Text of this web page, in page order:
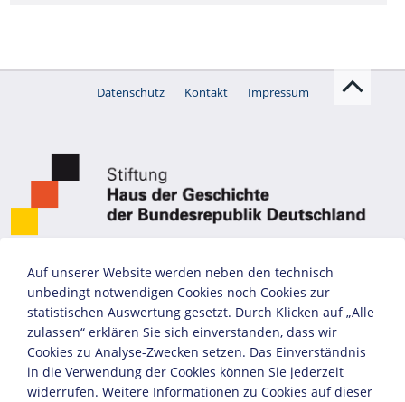
Datenschutz Kontakt Impressum
Auf unserer Website werden neben den technisch
unbedingt notwendigen Cookies noch Cookies zur
statistischen Auswertung gesetzt. Durch Klicken auf „Alle
zulassen“ erklären Sie sich einverstanden, dass wir
Cookies zu Analyse-Zwecken setzen. Das Einverständnis
in die Verwendung der Cookies können Sie jederzeit
widerrufen. Weitere Informationen zu Cookies auf dieser